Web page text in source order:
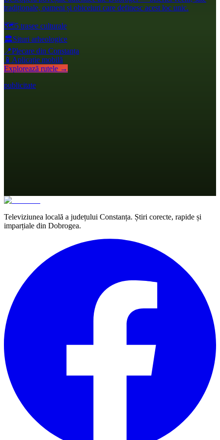
tradiționale, oameni și obiceiuri care definesc acest loc unic.
🗺️5 trasee culturale
🏛️Situri arheologice
📍Plecare din Constanța
📱 Aplicație mobilă
Explorează rutele →
publicitate
Televiziunea locală a județului Constanța. Știri corecte, rapide și
imparțiale din Dobrogea.